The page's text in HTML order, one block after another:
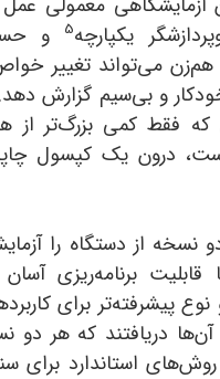
یکپارچه5و
می‌تواند تغییر
و بی‌سیم گزارش
که فقط کمی بزرگ‌تر از
درون یک کپسول
نسخه از دستگاه را
قابلیت برنامه‌ریزی
پیشرفته‌تر برای
دریافتند که هر دو
روش‌های استاندارد برای